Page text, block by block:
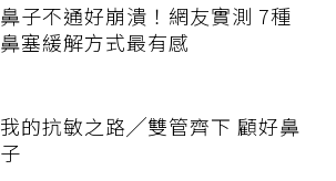
鼻子不通好崩潰！網友實測 7種
鼻塞緩解方式最有感
我的抗敏之路╱雙管齊下 顧好鼻
子